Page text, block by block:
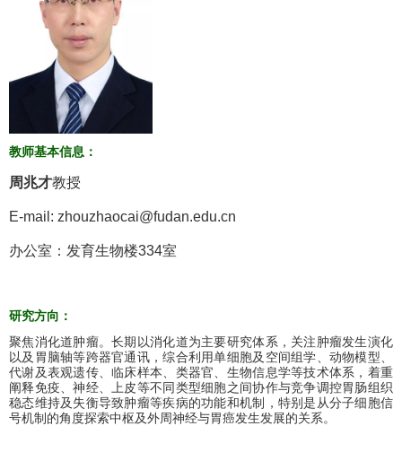
教师基本信息：
周兆才教授
E-mail: zhouzhaocai@fudan.edu.cn
办公室：发育生物楼334室
研究方向：
聚焦消化道肿瘤。长期以消化道为主要研究体系，关注肿瘤发生演化
以及胃脑轴等跨器官通讯，综合利用单细胞及空间组学、动物模型、
代谢及表观遗传、临床样本、类器官、生物信息学等技术体系，着重
阐释免疫、神经、上皮等不同类型细胞之间协作与竞争调控胃肠组织
稳态维持及失衡导致肿瘤等疾病的功能和机制，特别是从分子细胞信
号机制的角度探索中枢及外周神经与胃癌发生发展的关系。